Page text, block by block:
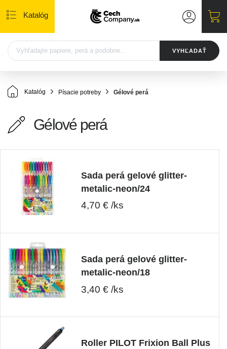
Katalóg
VYHĽADAŤ
Katalóg Písacie potreby Gélové perá
Gélové perá
Sada perá gelové glitter-
metalic-neon/24
4,70 € /ks
Sada perá gelové glitter-
metalic-neon/18
3,40 € /ks
Roller PILOT Frixion Ball Plus